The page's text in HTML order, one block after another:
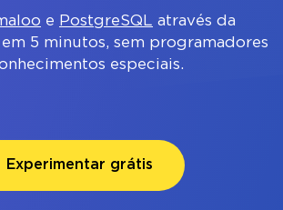
e PostgreSQL através da
5 minutos, sem programadores
especiais.
Experimentar grátis